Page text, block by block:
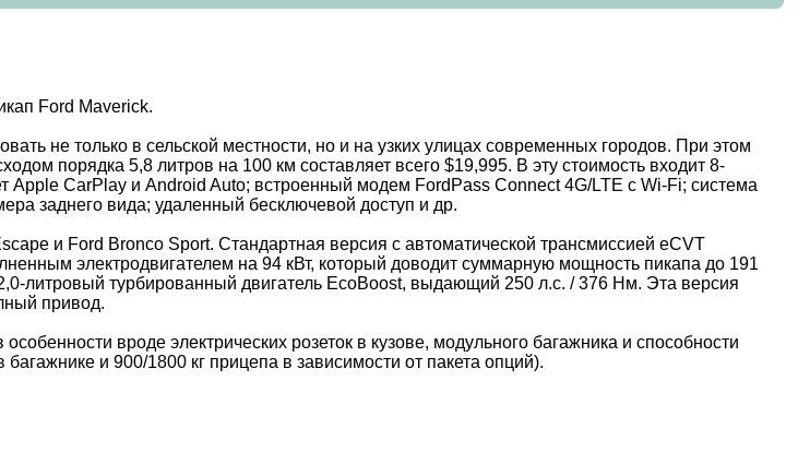
Ford Maverick.
не только в сельской местности, но и на узких улицах современных городов. При этом
порядка 5,8 литров на 100 км составляет всего $19,995. В эту стоимость входит 8-
CarPlay и Android Auto; встроенный модем FordPass Connect 4G/LTE с Wi-Fi; система
заднего вида; удаленный бесключевой доступ и др.
и Ford Bronco Sport. Стандартная версия с автоматической трансмиссией eCVT
электродвигателем на 94 кВт, который доводит суммарную мощность пикапа до 191
литровый турбированный двигатель EcoBoost, выдающий 250 л.с. / 376 Нм. Эта версия
привод.
вроде электрических розеток в кузове, модульного багажника и способности
и 900/1800 кг прицепа в зависимости от пакета опций).